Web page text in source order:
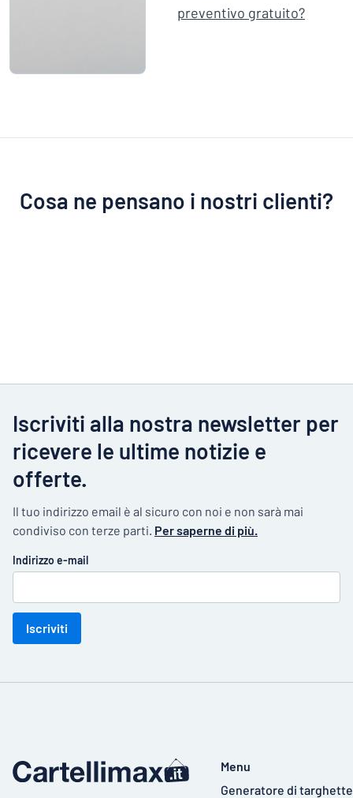
preventivo gratuito?
Cosa ne pensano i nostri clienti?
Iscriviti alla nostra newsletter per
ricevere le ultime notizie e
offerte.
Il tuo indirizzo email è al sicuro con noi e non sarà mai
condiviso con terze parti. Per saperne di più.
Indirizzo e-mail
Iscriviti
Menu
Generatore di targhette